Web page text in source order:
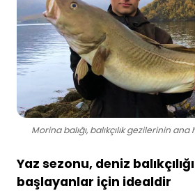
Morina balığı, balıkçılık gezilerinin
Yaz sezonu, deniz
başlayanlar için idealdir